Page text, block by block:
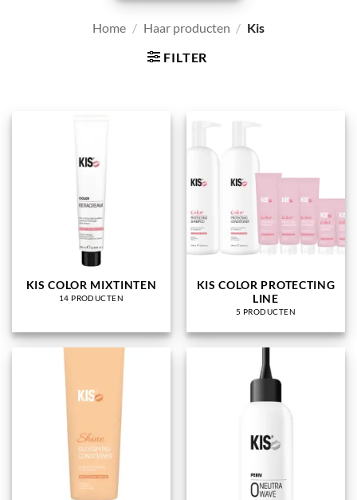
Home / Haar producten / Kis
FILTER
KIS COLOR MIXTINTEN
14 PRODUCTEN
KIS COLOR PROTECTING
LINE
5 PRODUCTEN